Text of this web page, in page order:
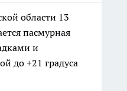
области 13
пасмурная
и
до +21 градуса